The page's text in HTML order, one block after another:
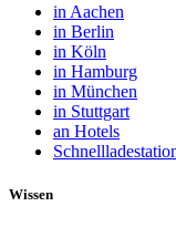
in Aachen
in Berlin
in Köln
in Hamburg
in München
in Stuttgart
an Hotels
Wissen